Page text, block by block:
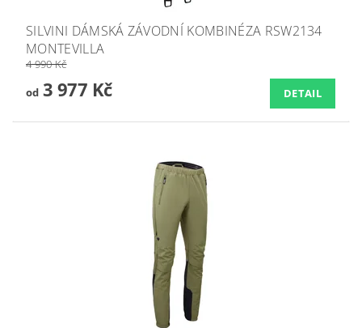
SILVINI DÁMSKÁ ZÁVODNÍ KOMBINÉZA RSW2134
MONTEVILLA
4 990 Kč
od3 977 Kč DETAIL